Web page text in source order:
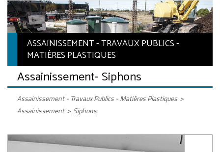
ASSAINISSEMENT - TRAVAUX PUBLICS -
MATIÈRES PLASTIQUES
Assainissement- Siphons
Assainissement - Travaux Publics - Matières Plastiques >
Assainissement > Siphons